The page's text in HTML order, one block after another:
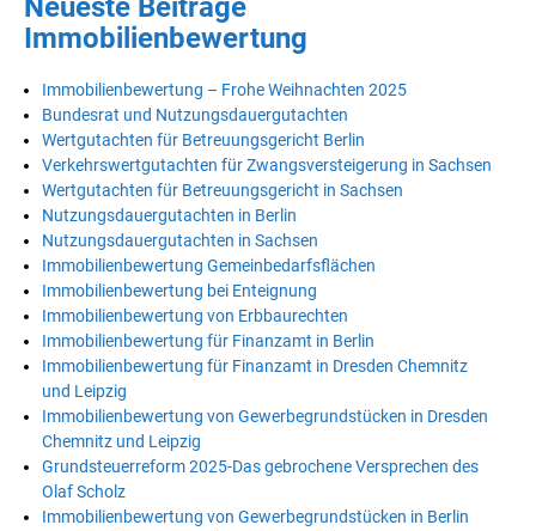
Neueste Beiträge
Immobilienbewertung
Immobilienbewertung – Frohe Weihnachten 2025
Bundesrat und Nutzungsdauergutachten
Wertgutachten für Betreuungsgericht Berlin
Verkehrswertgutachten für Zwangsversteigerung in Sachsen
Wertgutachten für Betreuungsgericht in Sachsen
Nutzungsdauergutachten in Berlin
Nutzungsdauergutachten in Sachsen
Immobilienbewertung Gemeinbedarfsflächen
Immobilienbewertung bei Enteignung
Immobilienbewertung von Erbbaurechten
Immobilienbewertung für Finanzamt in Berlin
Immobilienbewertung für Finanzamt in Dresden Chemnitz
und Leipzig
Immobilienbewertung von Gewerbegrundstücken in Dresden
Chemnitz und Leipzig
Grundsteuerreform 2025-Das gebrochene Versprechen des
Olaf Scholz
Immobilienbewertung von Gewerbegrundstücken in Berlin